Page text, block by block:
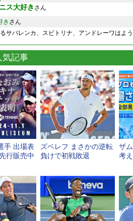
ス大好き さん
き さん
サバレンカ、スビトリナ、アンドレーワはよ
気記事
手 出場表
行販売中
ズベレフ まさかの逆転
負けで初戦敗退
ザ
考